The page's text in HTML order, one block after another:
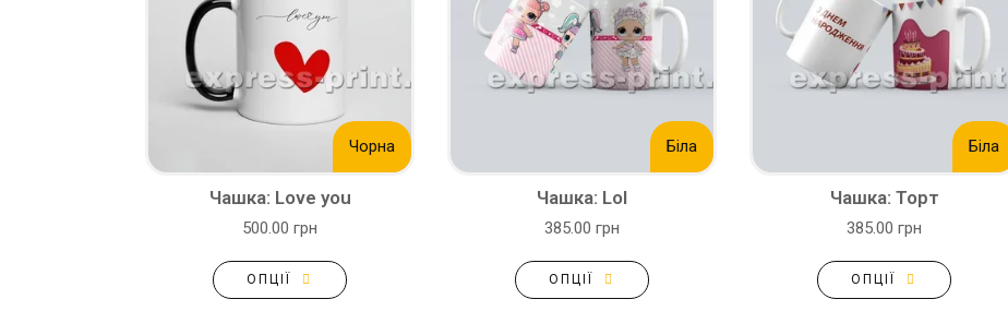
Чорна
Чашка: Love you
500.00 грн
ОПЦІЇ
Біла
Чашка: Lol
385.00 грн
ОПЦІЇ
Біла
Чашка: Торт
385.00 грн
ОПЦІЇ